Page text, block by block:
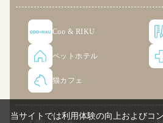
Coo & RIKU
ペットホテル
猫カフェ
当サイトでは利用体験の向上およびコ